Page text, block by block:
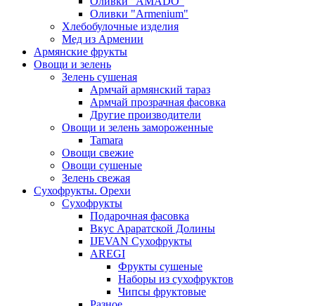
Оливки "Armenium"
Хлебобулочные изделия
Мед из Армении
Армянские фрукты
Овощи и зелень
Зелень сушеная
Армчай армянский тараз
Армчай прозрачная фасовка
Другие производители
Овощи и зелень замороженные
Tamara
Овощи свежие
Овощи сушеные
Зелень свежая
Сухофрукты. Орехи
Сухофрукты
Подарочная фасовка
Вкус Араратской Долины
IJEVAN Сухофрукты
AREGI
Фрукты сушеные
Наборы из сухофруктов
Чипсы фруктовые